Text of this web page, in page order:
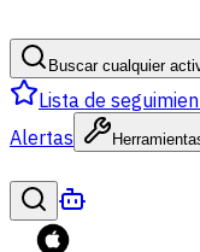
Buscar cualquier
Lista de
Alertas